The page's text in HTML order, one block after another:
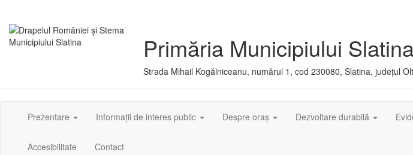
Primăria Municipiului
Strada Mihail Kogălniceanu, numărul 1, cod 230080, Slatina, județul Olt
Prezentare Informații de interes public Despre oraș Dezvoltare durabilă
Accesibilitate Contact